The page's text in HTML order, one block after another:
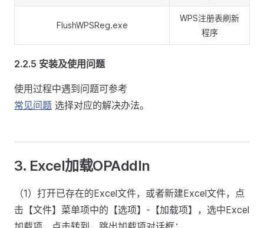
FlushWPSReg.exe
WPS注册表刷新
程序
2.2.5 安装及使用问题
使用过程中遇到问题可参考
常见问题 选择对应的解决办法。
3. Excel加载OPAddIn
（1）打开已存在的Excel文件，或者新建Excel文件，点
击【文件】菜单项中的【选项】-【加载项】，选中Excel